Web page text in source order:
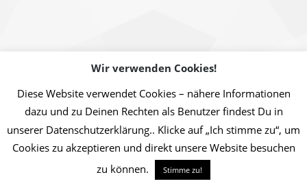
Wir verwenden Cookies!
Diese Website verwendet Cookies – nähere Informationen
dazu und zu Deinen Rechten als Benutzer findest Du in
unserer Datenschutzerklärung.. Klicke auf „Ich stimme zu“, um
Cookies zu akzeptieren und direkt unsere Website besuchen
zu können.
Stimme zu!